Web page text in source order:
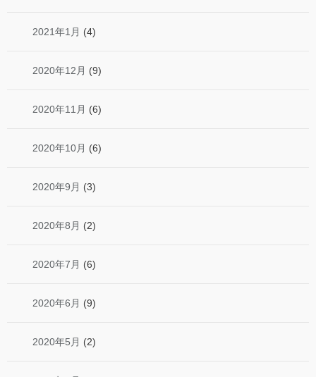
2021年1月 (4)
2020年12月 (9)
2020年11月 (6)
2020年10月 (6)
2020年9月 (3)
2020年8月 (2)
2020年7月 (6)
2020年6月 (9)
2020年5月 (2)